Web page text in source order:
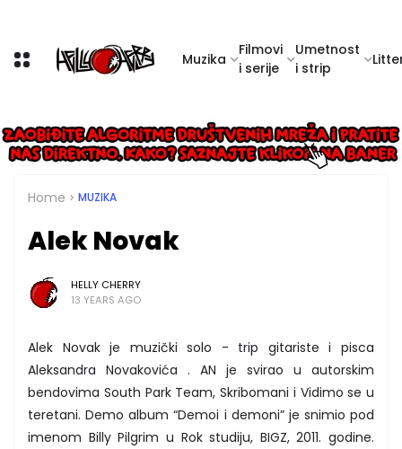
Muzika
Filmovi
i serije
Umetnost
i strip
Home MUZIKA
Alek Novak
HELLY CHERRY
13 YEARS AGO
Alek Novak je muzički solo - trip gitariste i pisca
Aleksandra Novakovića . AN je svirao u autorskim
bendovima South Park Team, Skribomani i Vidimo se u
teretani. Demo album “Demoi i demoni” je snimio pod
imenom Billy Pilgrim u Rok studiju, BIGZ, 2011. godine.